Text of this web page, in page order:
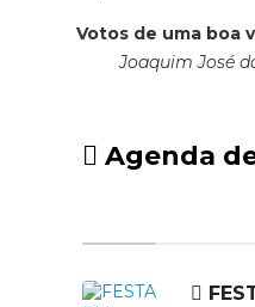
Votos de uma boa
Joaquim José
Agenda